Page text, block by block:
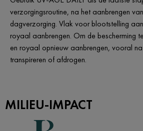
verzorgingsroutine, na het aanbrengen
dagverzorging. Vlak voor blootstelling
royaal aanbrengen. Om de bescherming
en royaal opnieuw aanbrengen, vooral
transpireren of afdrogen.
MILIEU-IMPACT